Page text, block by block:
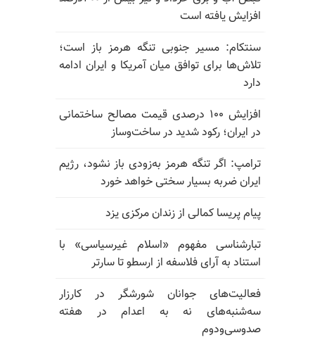
افزایش یافته است
سنتکام: مسیر جنوبی تنگه هرمز باز است؛
تلاش‌ها برای توافق میان آمریکا و ایران ادامه
دارد
افزایش ۱۰۰ درصدی قیمت مصالح ساختمانی
در ایران؛ رکود شدید در ساخت‌وساز
ترامپ: اگر تنگه هرمز به‌زودی باز نشود، رژیم
ایران ضربه بسیار سختی خواهد خورد
پیام پریسا کمالی از زندان مرکزی یزد
تبارشناسی مفهوم «اسلام غیرسیاسی» با
استناد به آرای فلاسفه از ارسطو تا سارتر
فعالیت‌های جوانان شورشگر در کارزار
سه‌شنبه‌های نه به اعدام در هفته
صدوسی‌و‌دوم